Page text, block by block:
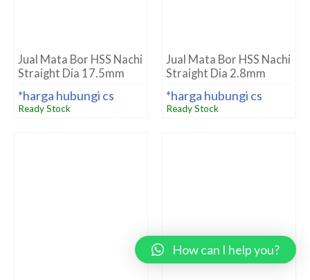
*harga hubungi cs
Ready Stock
*harga hubungi cs
Ready Stock
Jual Mata Bor HSS Nachi
Jual Mata Bor HSS
How can I help you?